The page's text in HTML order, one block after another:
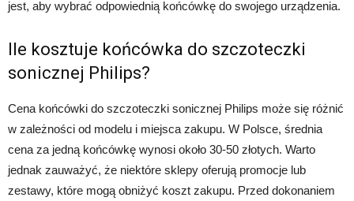
jest, aby wybrać odpowiednią końcówkę do swojego urządzenia.
Ile kosztuje końcówka do szczoteczki
sonicznej Philips?
Cena końcówki do szczoteczki sonicznej Philips może się różnić
w zależności od modelu i miejsca zakupu. W Polsce, średnia
cena za jedną końcówkę wynosi około 30-50 złotych. Warto
jednak zauważyć, że niektóre sklepy oferują promocje lub
zestawy, które mogą obniżyć koszt zakupu. Przed dokonaniem